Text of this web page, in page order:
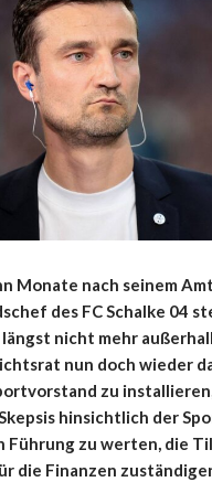
Monate nach seinem
des FC Schalke 04
nicht mehr
nun doch wieder
zu
hinsichtlich der
Führung zu werten, die
die Finanzen